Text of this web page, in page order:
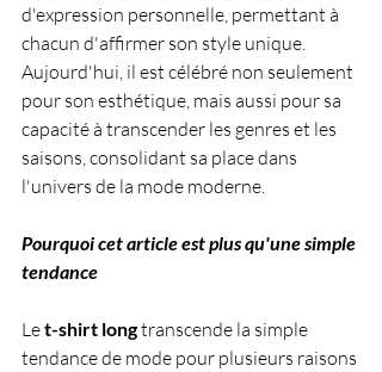
d'expression personnelle, permettant à
chacun d'affirmer son style unique.
Aujourd'hui, il est célébré non seulement
pour son esthétique, mais aussi pour sa
capacité à transcender les genres et les
saisons, consolidant sa place dans
l'univers de la mode moderne.
Pourquoi cet article est plus qu'une simple
tendance
Le t-shirt long transcende la simple
tendance de mode pour plusieurs raisons